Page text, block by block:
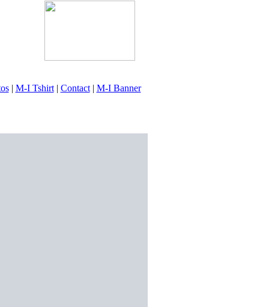
| M-I Tshirt| Contact| M-I Banner